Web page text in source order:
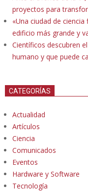
proyectos para
«Una ciudad de
edificio más grande y
Científicos descubren
humano y que puede
CATEGORÍAS
Actualidad
Artículos
Ciencia
Comunicados
Eventos
Hardware y Software
Tecnología